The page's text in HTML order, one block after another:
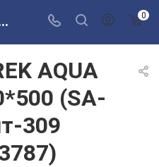
графит-309 +СИФОН (с313787) в розничных магазинах Сантехторг 0
AQUA
(SA-
309